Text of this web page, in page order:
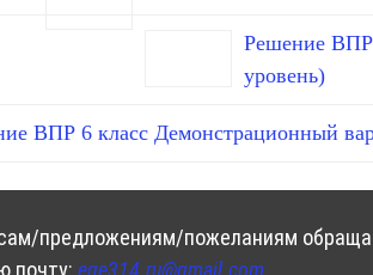
Решение ВПР
уровень)
ВПР 6 класс Демонстрационный
предложениям/пожеланиям
почту: ege314.ru@gmail.com